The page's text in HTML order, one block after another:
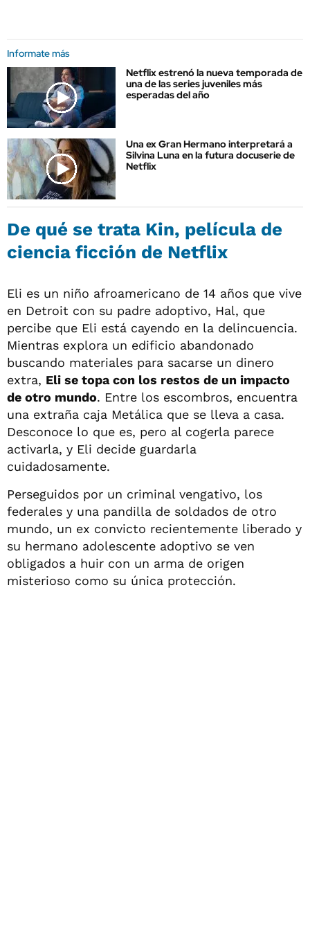
Informate más
Netflix estrenó la nueva temporada de
una de las series juveniles más
esperadas del año
Una ex Gran Hermano interpretará a
Silvina Luna en la futura docuserie de
Netflix
De qué se trata Kin, película de
ciencia ficción de Netflix
Eli es un niño afroamericano de 14 años que vive
en Detroit con su padre adoptivo, Hal, que
percibe que Eli está cayendo en la delincuencia.
Mientras explora un edificio abandonado
buscando materiales para sacarse un dinero
extra, Eli se topa con los restos de un impacto
de otro mundo. Entre los escombros, encuentra
una extraña caja Metálica que se lleva a casa.
Desconoce lo que es, pero al cogerla parece
activarla, y Eli decide guardarla
cuidadosamente.
Perseguidos por un criminal vengativo, los
federales y una pandilla de soldados de otro
mundo, un ex convicto recientemente liberado y
su hermano adolescente adoptivo se ven
obligados a huir con un arma de origen
misterioso como su única protección.